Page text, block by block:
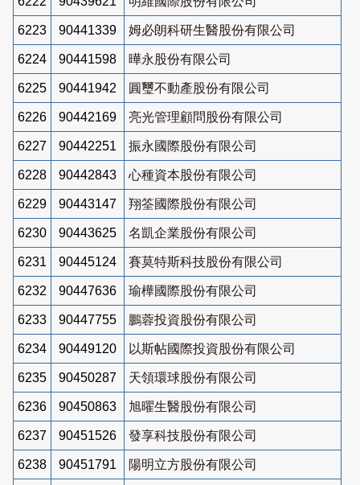
6223 90441339 姆必朗科研生醫股份有限公司
6224 90441598 曄永股份有限公司
6225 90441942 圓璽不動產股份有限公司
6226 90442169 亮光管理顧問股份有限公司
6227 90442251 振永國際股份有限公司
6228 90442843 心種資本股份有限公司
6229 90443147 翔筌國際股份有限公司
6230 90443625 名凱企業股份有限公司
6231 90445124 賽莫特斯科技股份有限公司
6232 90447636 瑜樺國際股份有限公司
6233 90447755 鵬蓉投資股份有限公司
6234 90449120 以斯帖國際投資股份有限公司
6235 90450287 天領環球股份有限公司
6236 90450863 旭曜生醫股份有限公司
6237 90451526 發享科技股份有限公司
6238 90451791 陽明立方股份有限公司